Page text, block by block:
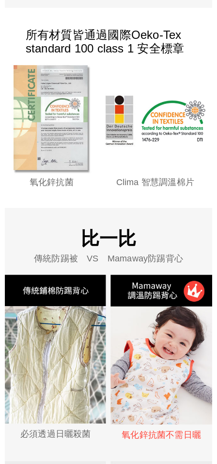
所有材質皆通過國際Oeko-Tex
standard 100 class 1 安全標章
氧化鋅抗菌 Clima 智慧調溫棉片
比一比
傳統防踢被 VS Mamaway防踢背心
必須透過日曬殺菌 氧化鋅抗菌不需日曬